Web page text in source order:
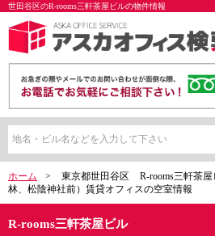
世田谷区のR-rooms三軒茶屋ビルの物件情報
ホーム > 東京都世田谷区
R-rooms三軒茶
林、松陰神社前）賃貸オフィスの空室情報
R-rooms三軒茶屋ビル